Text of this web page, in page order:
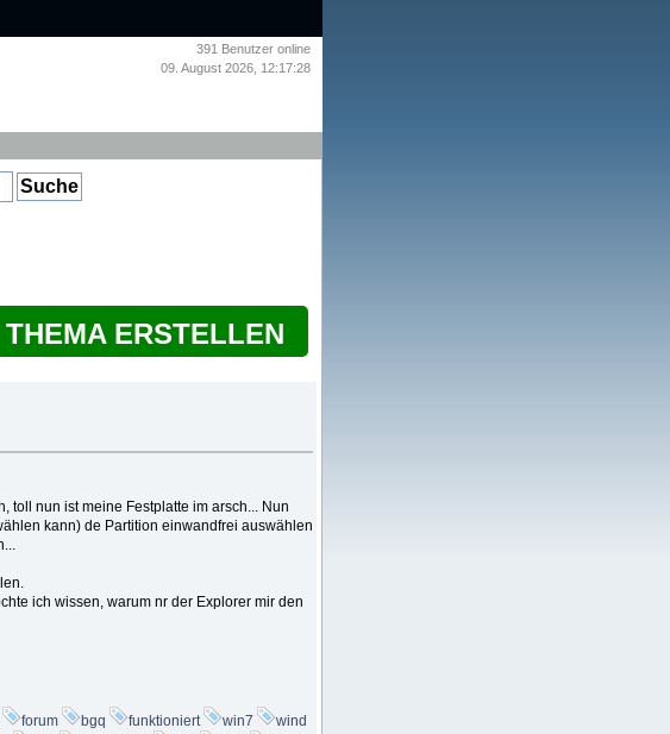
391 Benutzer online
09. August 2026, 12:17:28
ERSTELLEN
toll nun ist meine Festplatte im arsch... Nun
kann) de Partition einwandfrei auswählen
ich wissen, warum nr der Explorer mir den
forum bgq funktioniert win7
wind